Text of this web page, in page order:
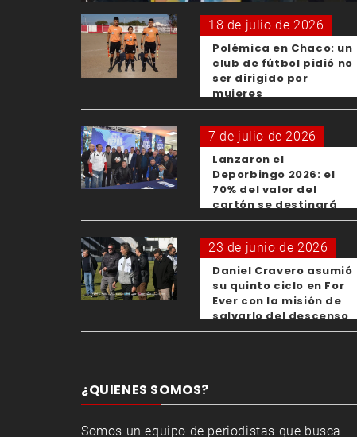
18 de julio de 2026
Polémica en Chaco: un
club de fútbol pidió no
ser dirigido por
mujeres
7 de julio de 2026
Lanzaron el
Deporbingo 2026: el
70% del valor del
cartón se destinará
para los clubes
23 de junio de 2026
Daniel Cravero asumió
su quinto ciclo en For
Ever con la misión de
salvarlo del descenso
¿QUIENES SOMOS?
Somos un equipo de periodistas que busca